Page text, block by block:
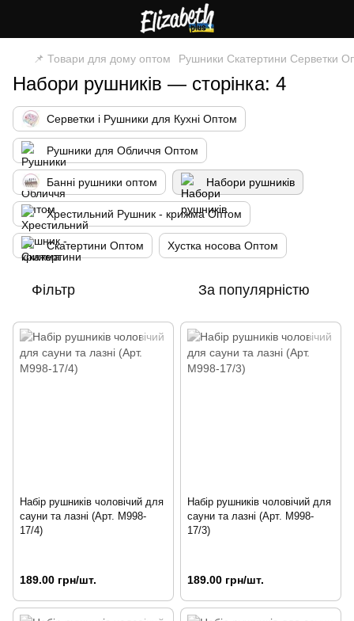
📌 Товари для дому оптом Рушники Скатертини Серветки
Набори рушників — сторінка: 4
Серветки і Рушники для Кухні Оптом
Рушники для Обличчя Оптом
Банні рушники оптом Набори рушників
Хрестильний Рушник - крижма Оптом
Скатертини Оптом Хустка носова Оптом
Фільтр За популярністю
Набір рушників чоловічий для
сауни та лазні (Арт. M998-
17/4)
189.00 грн/шт.
Набір рушників чоловічий для
сауни та лазні (Арт. M998-
17/3)
189.00 грн/шт.